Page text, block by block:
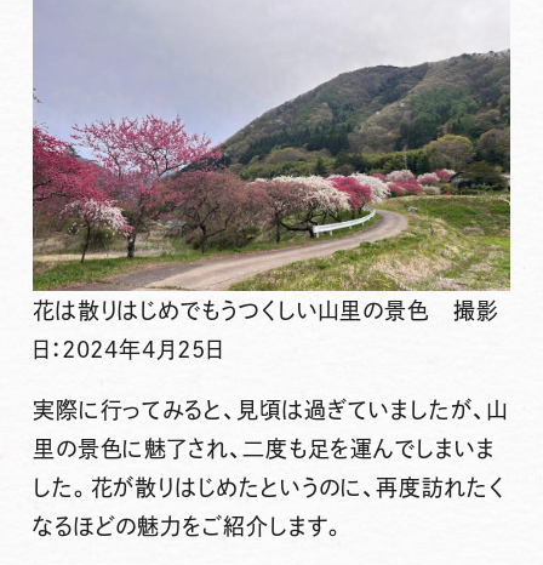
花は散りはじめでもうつくしい山里の景色 撮影
日：2024年4月25日
実際に行ってみると、見頃は過ぎていましたが、 山
里の景色に魅了され、二度も足を運んでしまいま
した。 花が散りはじめた というのに、再度訪れたく
なるほどの魅力をご紹介します。